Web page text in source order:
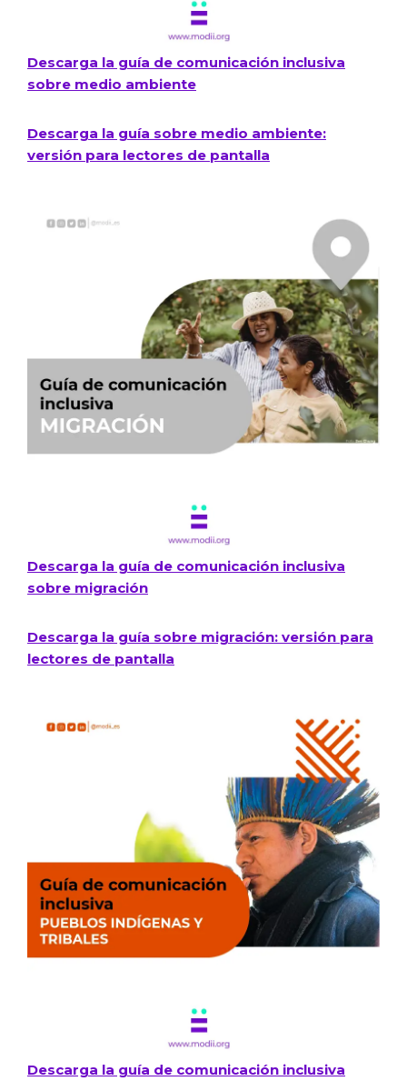
Descarga la guía de comunicación inclusiva
sobre medio ambiente​
Descarga la guía sobre medio ambiente:
versión para lectores de pantalla
Descarga la guía de comunicación inclusiva
sobre migración​
Descarga la guía sobre migración: versión para
lectores de pantalla
Descarga la guía de comunicación inclusiva